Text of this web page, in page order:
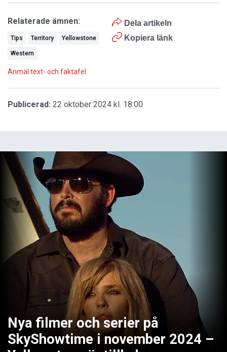
Dela artikeln
Kopiera länk
Relaterade ämnen:
Tips Territory Yellowstone
Western
Anmäl text- och faktafel
Publicerad: 22 oktober 2024 kl. 18:00
Nya filmer och serier på
SkyShowtime i november 2024 –